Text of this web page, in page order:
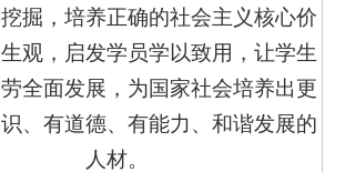
掘，培养正确的社会主义核心价
观，启发学员学以致用，让学生
全面发展，为国家社会培养出更
、有道德、有能力、和谐发展的
人材。